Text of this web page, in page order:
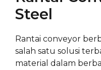
Steel
Rantai conveyor
salah satu solusi
material dalam